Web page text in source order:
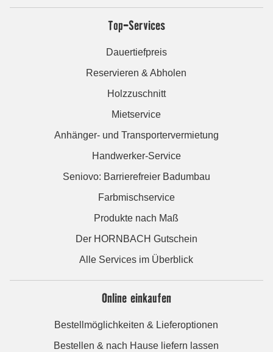
Top-Services
Dauertiefpreis
Reservieren & Abholen
Holzzuschnitt
Mietservice
Anhänger- und Transportervermietung
Handwerker-Service
Seniovo: Barrierefreier Badumbau
Farbmischservice
Produkte nach Maß
Der HORNBACH Gutschein
Alle Services im Überblick
Online einkaufen
Bestellmöglichkeiten & Lieferoptionen
Bestellen & nach Hause liefern lassen